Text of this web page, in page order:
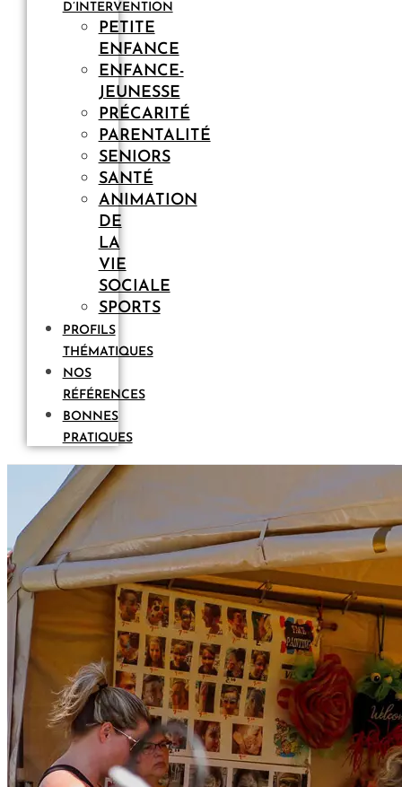
D’INTERVENTION
PETITE
ENFANCE
ENFANCE-
JEUNESSE
PRÉCARITÉ
PARENTALITÉ
SENIORS
SANTÉ
ANIMATION
DE
LA
VIE
SOCIALE
SPORTS
PROFILS
THÉMATIQUES
NOS
RÉFÉRENCES
BONNES
PRATIQUES